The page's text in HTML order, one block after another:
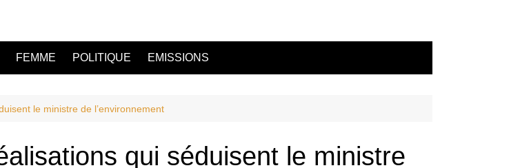
FEMME POLITIQUE EMISSIONS
le ministre de l’environnement
qui séduisent le ministre